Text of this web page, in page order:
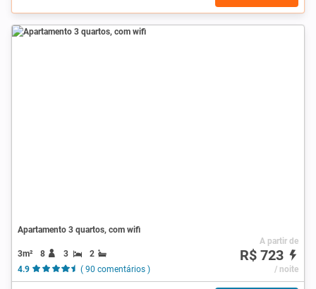
Apartamento 3 quartos, com wifi
3m² 8 3
2
4.9
( 90 comentários )
A partir de
R$ 723
/ noite